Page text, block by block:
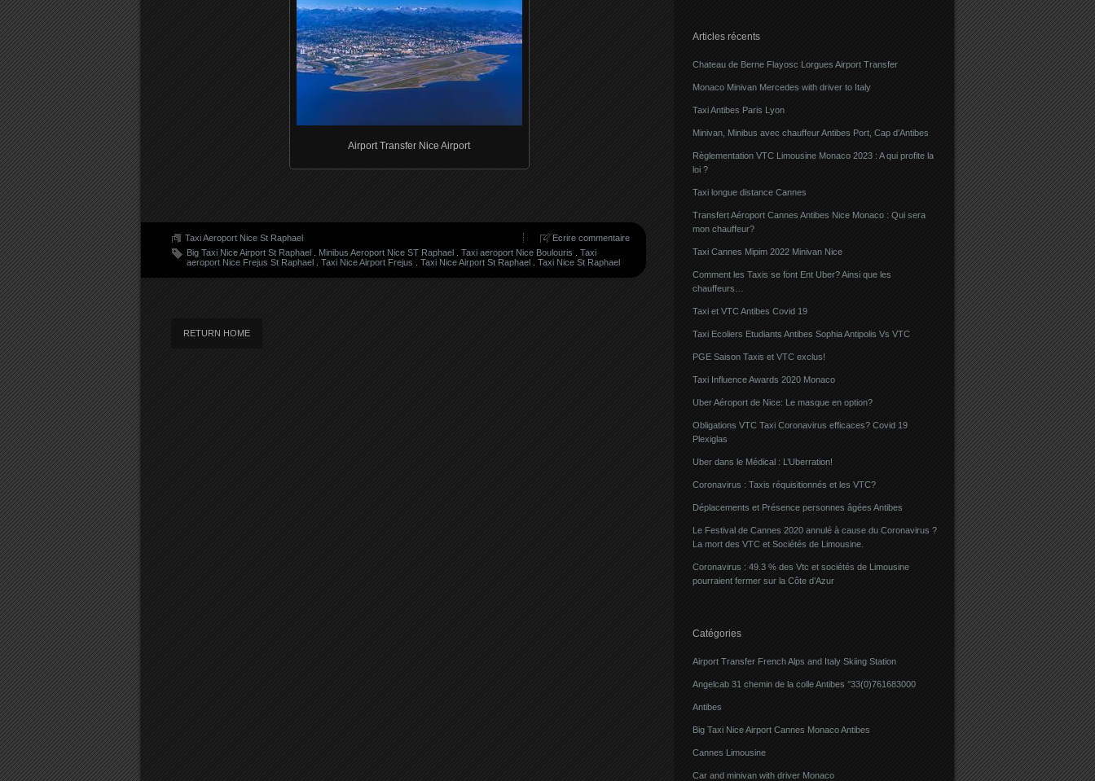
Airport Transfer Nice Airport
Ecrire commentaire
Taxi Aeroport Nice St Raphael
Big Taxi Nice Airport St Raphael
Minibus Aeroport Nice ST Raphael Taxi aeroport Nice Boulouris
Taxi
aeroport Nice Frejus St Raphael
Taxi Nice Airport Frejus Taxi Nice Airport St Raphael Taxi Nice St Raphael
RETURN HOME
Articles récents
Chateau de Berne Flayosc Lorgues Airport Transfer
Monaco Minivan Mercedes with driver to Italy
Taxi Antibes Paris Lyon
Minivan, Minibus avec chauffeur Antibes Port, Cap d’Antibes
Règlementation VTC Limousine Monaco 2023 : A qui profite la
loi ?
Taxi longue distance Cannes
Transfert Aéroport Cannes Antibes Nice Monaco : Qui sera
mon chauffeur?
Taxi Cannes Mipim 2022 Minivan Nice
Comment les Taxis se font Ent Uber? Ainsi que les
chauffeurs…
Taxi et VTC Antibes Covid 19
Taxi Ecoliers Etudiants Antibes Sophia Antipolis Vs VTC
PGE Saison Taxis et VTC exclus!
Taxi Influence Awards 2020 Monaco
Uber Aéroport de Nice: Le masque en option?
Obligations VTC Taxi Coronavirus efficaces? Covid 19
Plexiglas
Uber dans le Médical : L’Uberration!
Coronavirus : Taxis réquisitionnés et les VTC?
Déplacements et Présence personnes âgées Antibes
Le Festival de Cannes 2020 annulé à cause du Coronavirus ?
La mort des VTC et Sociétés de Limousine.
Coronavirus : 49.3 % des Vtc et sociétés de Limousine
pourraient fermer sur la Côte d’Azur
Catégories
Airport Transfer French Alps and Italy Skiing Station
Angelcab 31 chemin de la colle Antibes °33(0)761683000
Antibes
Big Taxi Nice Airport Cannes Monaco Antibes
Cannes Limousine
Car and minivan with driver Monaco